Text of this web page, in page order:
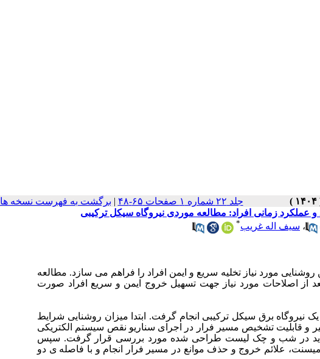
جلد ۲۲ شماره ۱ صفحات ۶۵-۴۸ | برگشت به فهرست نسخه ها
عملکرد زمانی افراد: مطالعه موردی نیروگاه سیکل ترکیبی
، سیف اله غریب*
مورد نیاز تخلیه سریع و ایمن افراد را فراهم می سازد. مطالعه
از اصلاحات مورد نیاز جهت تسهیل خروج ایمن و سریع افراد صورت
برق سیکل ترکیبی انجام گرفت. ابتدا میزان روشنایی شرایط
و قابلیت تشخیص مسیر فرار در اجرای سناریو نقص سیستم الکتریکی
دید در شب و چک لیست طراحی شده مورد بررسی قرار گرفت. سپس
علائم خروج و حذف موانع در مسیر فرار انجام و با فاصله ی دو